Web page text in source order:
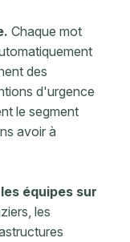
Chaque mot
des
d'urgence
le segment
avoir à
équipes sur
les